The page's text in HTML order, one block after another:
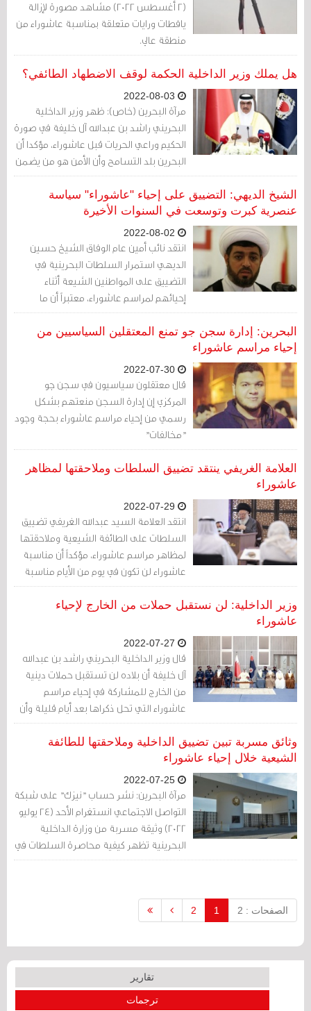
(2 أغسطس 2022) مشاهد مصورة لإزالة
يافطات ورايات متعلقة بمناسبة عاشوراء من
منطقة عالي.
هل يملك وزير الداخلية الحكمة لوقف الاضطهاد الطائفي؟
مرآة البحرين (خاص): ظهر وزير الداخلية
البحريني راشد بن عبدالله آل خليفة في صورة
الحكيم وراعي الحريات قبل عاشوراء، مؤكدا أن
البحرين بلد التسامح وأن الأمن هو من يضمن
إحياء المناسبة وسلامة المعزين.
الشيخ الديهي: التضييق على إحياء "عاشوراء" سياسة
عنصرية كبرت وتوسعت في السنوات الأخيرة
انتقد نائب أمين عام الوفاق الشيخ حسين
الديهي استمرار السلطات البحرينية في
التضييق على المواطنين الشيعة أثناء
إحيائهم لمراسم عاشوراء، معتبراً أن ما
يحصل جزء من "سياسة عنصرية كبرت
وتوسعت في السنوات الأخيرة".
البحرين: إدارة سجن جو تمنع المعتقلين السياسيين من
إحياء مراسم عاشوراء
قال معتقلون سياسيون في سجن جو
المركزي إن إدارة السجن منعتهم بشكل
رسمي من إحياء مراسم عاشوراء بحجة وجود
"مخالفات"
العلامة الغريفي ينتقد تضييق السلطات وملاحقتها لمظاهر
عاشوراء
انتقد العلامة السيد عبدالله الغريفي تضييق
السلطات على الطائفة الشيعية وملاحقتها
لمظاهر مراسم عاشوراء، مؤكداً أن مناسبة
عاشوراء لن تكون في يوم من الأيام مناسبة
للاستفزاز أو بث الفتن والصراعات في الوطن
وزير الداخلية: لن نستقبل حملات من الخارج لإحياء
عاشوراء
قال وزير الداخلية البحريني راشد بن عبدالله
آل خليفة أن بلاده لن تستقبل حملات دينية
من الخارج للمشاركة في إحياء مراسم
عاشوراء التي تحل ذكراها بعد أيام قليلة وأن
إحياء المناسبة في البحرين محصور
بالمواطنين والمقيمين.
وثائق مسربة تبين تضييق الداخلية وملاحقتها للطائفة
الشيعية خلال إحياء عاشوراء
مرآة البحرين: نشر حساب "نيزك" على شبكة
التواصل الاجتماعي انستغرام الأحد (24 يوليو
2022) وثيقة مسربة من وزارة الداخلية
البحرينية تظهر كيفية محاصرة السلطات في
البلاد الخطاب الديني أثناء إحياء مناسبة
الصفحات : 2 1
2
تقارير
ترجمات